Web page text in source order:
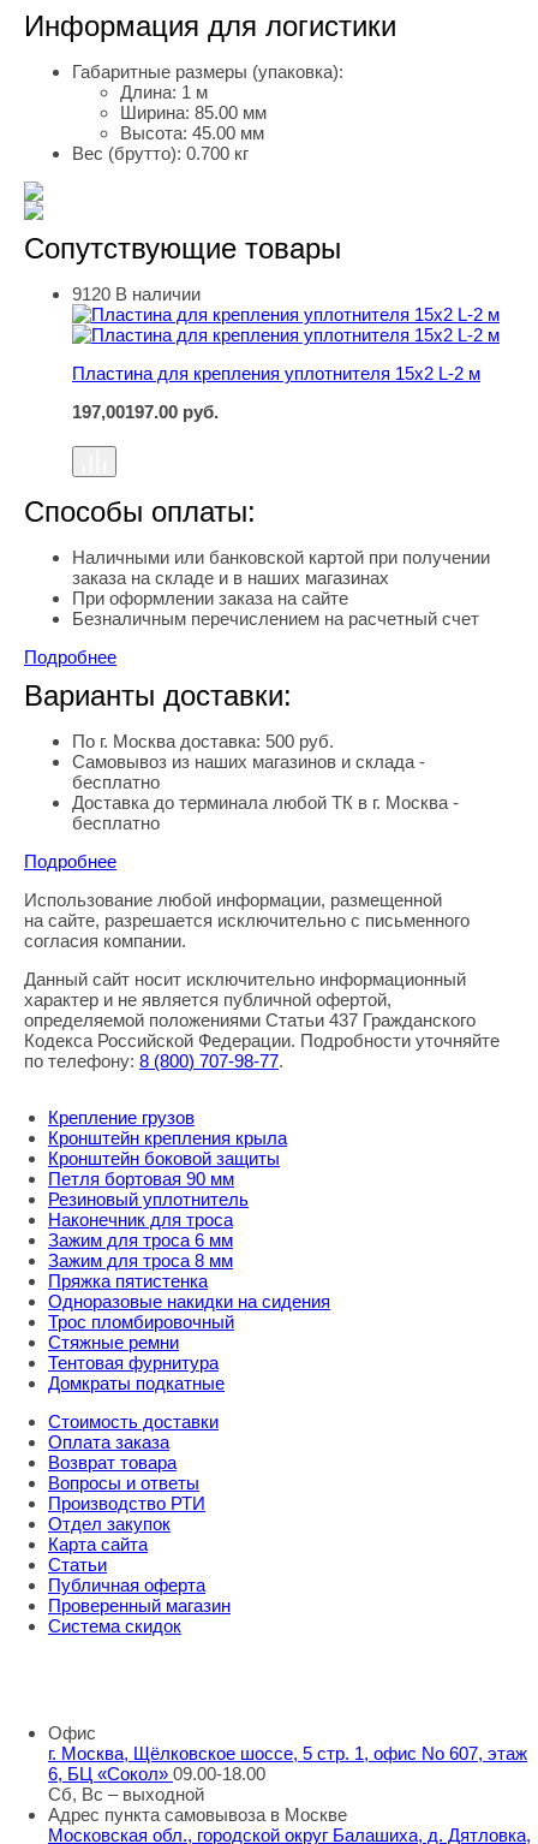
Информация для логистики
Габаритные размеры (упаковка):
Длина: 1 м
Ширина: 85.00 мм
Высота: 45.00 мм
Вес (брутто): 0.700 кг
Сопутствующие товары
Пластина для крепления уплотнителя 15х2 L-2 м
9120 В наличии
Пластина для крепления уплотнителя 15х2 L-2 м
197,00197.00 руб.
Способы оплаты:
Наличными или банковской картой при получении
заказа на складе и в наших магазинах
При оформлении заказа на сайте
Безналичным перечислением на расчетный счет
Подробнее
Варианты доставки:
По г. Москва доставка: 500 руб.
Самовывоз из наших магазинов и склада -
бесплатно
Доставка до терминала любой ТК в г. Москва -
бесплатно
Подробнее
Правовая информация
Использование любой информации, размещенной
на сайте, разрешается исключительно с письменного
согласия компании.
Данный сайт носит исключительно информационный
характер и не является публичной офертой,
определяемой положениями Статьи 437 Гражданского
Кодекса Российской Федерации. Подробности уточняйте
по телефону: 8 (800) 707-98-77.
Крепление грузов
Кронштейн крепления крыла
Кронштейн боковой защиты
Петля бортовая 90 мм
Резиновый уплотнитель
Наконечник для троса
Зажим для троса 6 мм
Зажим для троса 8 мм
Пряжка пятистенка
Одноразовые накидки на сидения
Трос пломбировочный
Стяжные ремни
Тентовая фурнитура
Домкраты подкатные
Стоимость доставки
Оплата заказа
Возврат товара
Вопросы и ответы
Производство РТИ
Отдел закупок
Карта сайта
Статьи
Публичная оферта
Проверенный магазин
Система скидок
Офис
г. Москва, Щёлковское шоссе, 5 стр. 1, офис No 607, этаж
6, БЦ «Сокол» 09.00-18.00
Сб, Вс – выходной
Адрес пункта самовывоза в Москве
Московская обл., городской округ Балашиха, д. Дятловка,